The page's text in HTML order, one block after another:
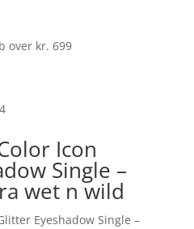
over kr. 699
Icon
Single –
wet n wild
Eyeshadow Single –